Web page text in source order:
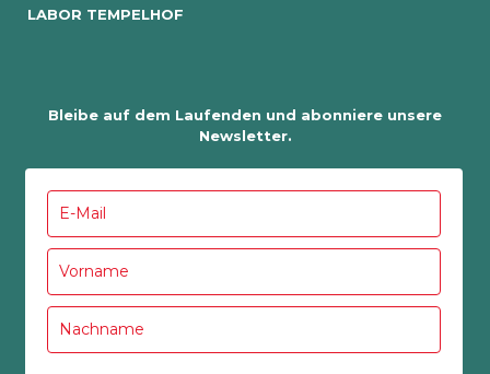
LABOR TEMPELHOF
Bleibe auf dem Laufenden und abonniere unsere
Newsletter.